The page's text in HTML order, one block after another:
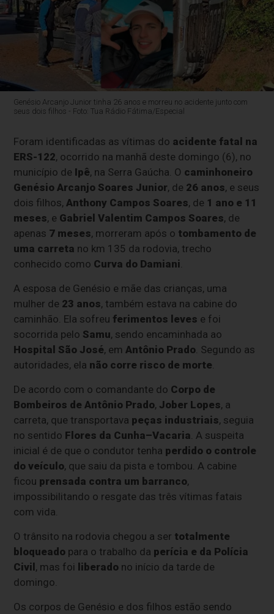
Genésio Arcanjo Junior tinha 26 anos e morreu no acidente junto com
seus dois filhos - Foto: Tua Rádio Fátima/Especial
Foram identificadas as vítimas do acidente fatal na
ERS-122, ocorrido na manhã deste domingo (6), no
município de Ipê, na Serra Gaúcha. O caminhoneiro
Genésio Arcanjo Soares Junior, de 26 anos, e seus
dois filhos,Anthony Campos Soares, de 1 ano e 11
meses, e Gabriel Valentim Campos Soares, de
apenas 7 meses, morreram após o tombamento de
uma carreta no km 135 da rodovia, trecho
conhecido como Curva do Damiani.
A esposa de Genésio e mãe das crianças, uma
mulher de 23 anos, também estava na cabine do
caminhão. Ela sofreu ferimentos leves e foi
socorrida pelo Samu, sendo encaminhada ao
Hospital São José, emAntônio Prado. Segundo as
autoridades, ela não corre risco de morte.
De acordo com o comandante do Corpo de
Bombeiros de Antônio Prado, Jober Lopes, a
carreta, que transportava peças industriais, seguia
no sentido Flores da Cunha–Vacaria. A suspeita
inicial é de que o condutor tenha perdido o controle
do veículo, que saiu da pista e tombou. A cabine
ficou prensada contra um barranco,
impossibilitando o resgate das três vítimas fatais
com vida.
O trânsito na rodovia chegou a ser totalmente
bloqueado para o trabalho da perícia e da Polícia
Civil , mas foi liberado no início da tarde de
domingo.
Os corpos de Genésio e dos filhos estão sendo